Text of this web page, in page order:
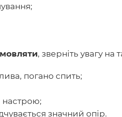
, зверніть увагу на
погано спить;
настрою;
значний опір.